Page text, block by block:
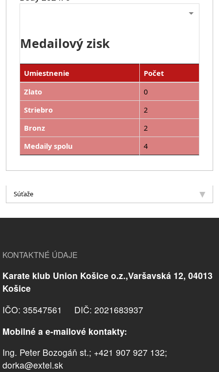
Medailový zisk
Umiestnenie
Počet
Zlato
0
Striebro
2
Bronz
2
Medaily spolu
4
Súťaže
KONTAKTNÉ ÚDAJE
Karate klub Union Košice o.z.,Varšavská 12, 04013
Košice
IČO: 35547561 DIČ: 2021683937
Mobilné a e-mailové kontakty:
Ing. Peter Bozogáň st.; +421 907 927 132;
dorka@extel.sk